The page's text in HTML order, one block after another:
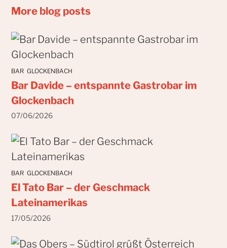
More blog posts
BAR GLOCKENBACH
Bar Davide – entspannte Gastrobar im
Glockenbach
07/06/2026
BAR GLOCKENBACH
El Tato Bar – der Geschmack
Lateinamerikas
17/05/2026